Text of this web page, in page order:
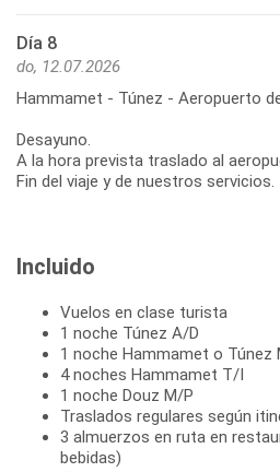
Día 8
do, 12.07.2026
Hammamet - Túnez - Aeropuerto
Desayuno.
A la hora prevista traslado al
Fin del viaje y de nuestros servicios.
Incluido
Vuelos en clase turista
1 noche Túnez A/D
1 noche Hammamet o Túnez
4 noches Hammamet T/I
1 noche Douz M/P
Traslados regulares según
3 almuerzos en ruta en
bebidas)